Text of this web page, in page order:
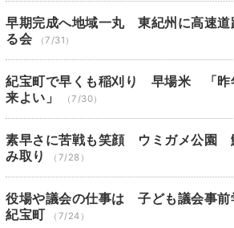
早期完成へ地域一丸 東紀州に高速道
る会
（7/31）
紀宝町で早くも稲刈り 早場米 「昨
来よい」
（7/30）
素早さに苦戦も笑顔 ウミガメ公園
み取り
（7/28）
役場や議会の仕事は 子ども議会事
紀宝町
（7/24）